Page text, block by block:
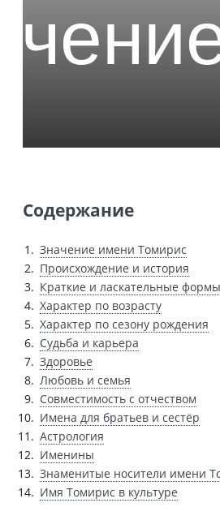
Содержание
Значение имени Томирис
Происхождение и история
Краткие и ласкательные формы
Характер по возрасту
Характер по сезону рождения
Судьба и карьера
Здоровье
Любовь и семья
Совместимость с отчеством
Имена для братьев и сестёр
Астрология
Именины
Знаменитые носители имени
Имя Томирис в культуре